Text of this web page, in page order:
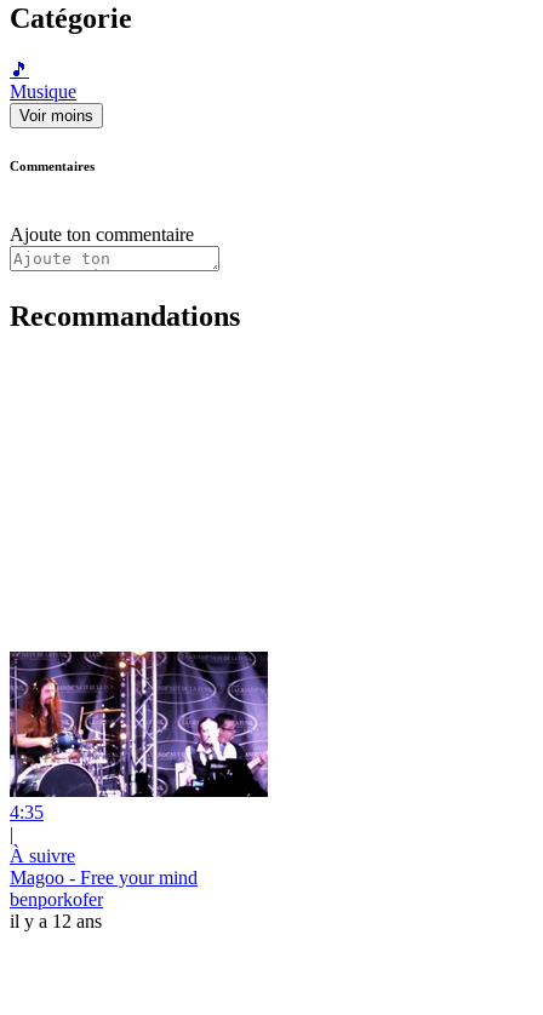
Catégorie
🎵
Musique
Voir moins
Commentaires
Ajoute ton commentaire
Recommandations
4:35
|
À suivre
Magoo - Free your mind
benporkofer
il y a 12 ans